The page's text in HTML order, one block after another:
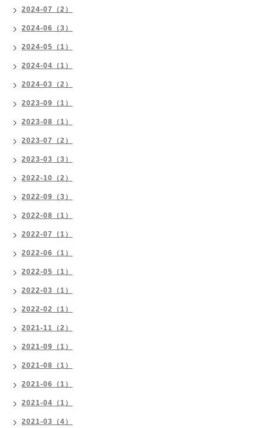
2024-07（2）
2024-06（3）
2024-05（1）
2024-04（1）
2024-03（2）
2023-09（1）
2023-08（1）
2023-07（2）
2023-03（3）
2022-10（2）
2022-09（3）
2022-08（1）
2022-07（1）
2022-06（1）
2022-05（1）
2022-03（1）
2022-02（1）
2021-11（2）
2021-09（1）
2021-08（1）
2021-06（1）
2021-04（1）
2021-03（4）